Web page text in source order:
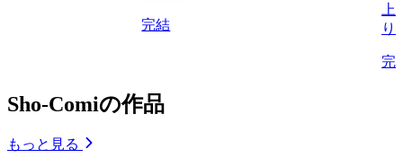
完結
り
完
Sho-Comiの作品
もっと見る